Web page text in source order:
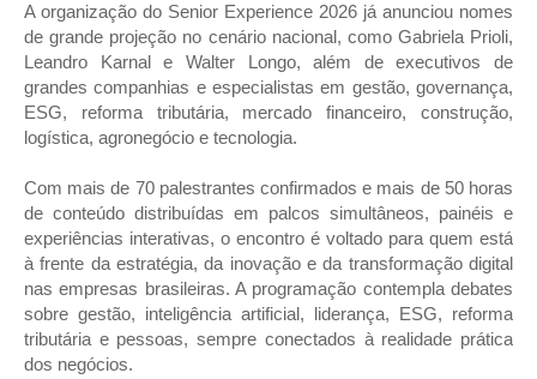
A organização do Senior Experience 2026 já anunciou nomes
de grande projeção no cenário nacional, como Gabriela Prioli,
Leandro Karnal e Walter Longo, além de executivos de
grandes companhias e especialistas em gestão, governança,
ESG, reforma tributária, mercado financeiro, construção,
logística, agronegócio e tecnologia.
Com mais de 70 palestrantes confirmados e mais de 50 horas
de conteúdo distribuídas em palcos simultâneos, painéis e
experiências interativas, o encontro é voltado para quem está
à frente da estratégia, da inovação e da transformação digital
nas empresas brasileiras. A programação contempla debates
sobre gestão, inteligência artificial, liderança, ESG, reforma
tributária e pessoas, sempre conectados à realidade prática
dos negócios.